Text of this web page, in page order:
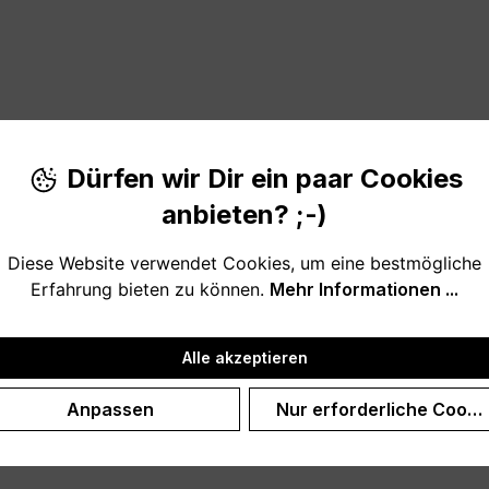
gelernt haben
Spruchposter ist immer eine tolle Geschenkidee für
Dürfen wir Dir ein paar Cookies
anbieten? ;-)
Diese Website verwendet Cookies, um eine bestmögliche
Erfahrung bieten zu können. Mehr Informationen ...
Alle akzeptieren
Anpassen Nur erforderliche